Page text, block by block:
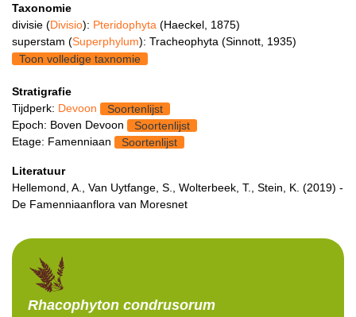
Taxonomie
divisie (Divisio): Pteridophyta (Haeckel, 1875)
superstam (Superphylum): Tracheophyta (Sinnott, 1935)
Toon volledige taxnomie
Stratigrafie
Tijdperk: Devoon
Soortenlijst
Epoch: Boven Devoon
Soortenlijst
Etage: Famenniaan
Soortenlijst
Literatuur
Hellemond, A., Van Uytfange, S., Wolterbeek, T., Stein, K. (2019) -
De Famenniaanflora van Moresnet
Rhacophyton condrusorum